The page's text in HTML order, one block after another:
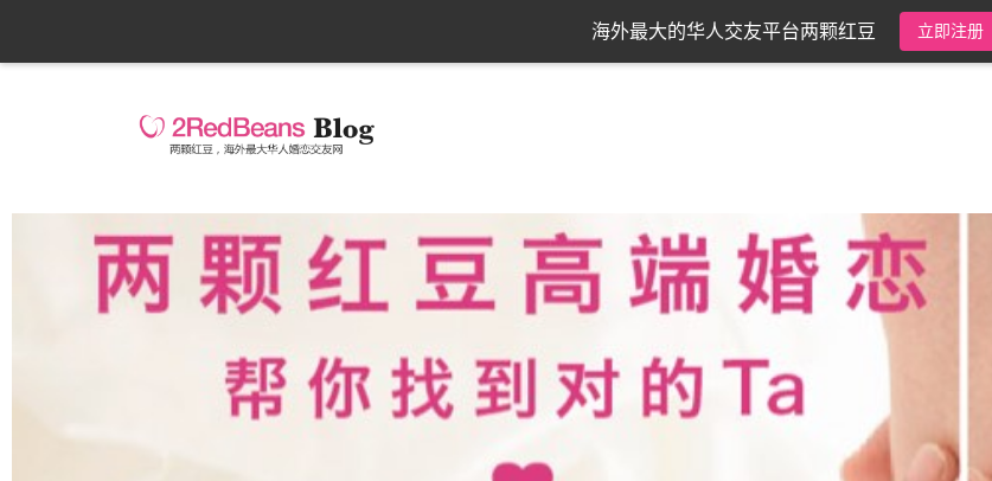
海外最大的华人交友平台两颗红豆 立即注册